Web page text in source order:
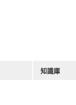
知識庫